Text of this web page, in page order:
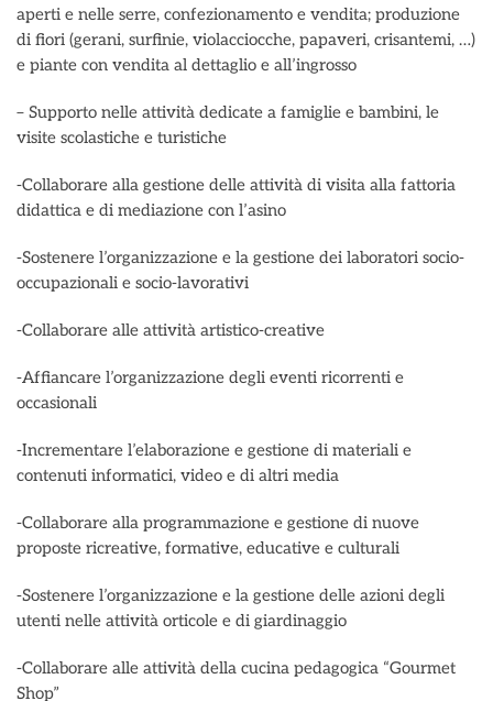
aperti e nelle serre, confezionamento e vendita; produzione
di fiori (gerani, surfinie, violacciocche, papaveri, crisantemi, …)
e piante con vendita al dettaglio e all’ingrosso
– Supporto nelle attività dedicate a famiglie e bambini, le
visite scolastiche e turistiche
-Collaborare alla gestione delle attività di visita alla fattoria
didattica e di mediazione con l’asino
-Sostenere l’organizzazione e la gestione dei laboratori socio-
occupazionali e socio-lavorativi
-Collaborare alle attività artistico-creative
-Affiancare l’organizzazione degli eventi ricorrenti e
occasionali
-Incrementare l’elaborazione e gestione di materiali e
contenuti informatici, video e di altri media
-Collaborare alla programmazione e gestione di nuove
proposte ricreative, formative, educative e culturali
-Sostenere l’organizzazione e la gestione delle azioni degli
utenti nelle attività orticole e di giardinaggio
-Collaborare alle attività della cucina pedagogica “Gourmet
Shop”